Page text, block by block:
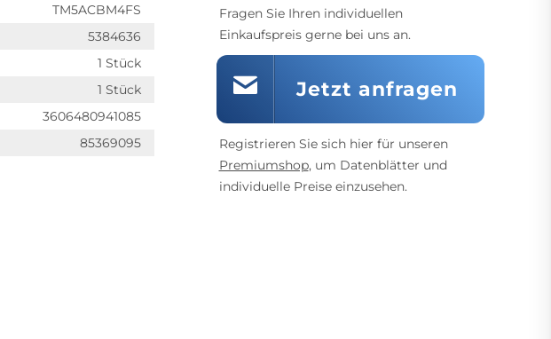
TM5ACBM4FS
5384636
1 Stück
1 Stück
3606480941085
85369095
Fragen Sie Ihren individuellen
Einkaufspreis gerne bei uns an.
Jetzt anfragen
Registrieren Sie sich hier für unseren
Premiumshop, um Datenblätter und
individuelle Preise einzusehen.